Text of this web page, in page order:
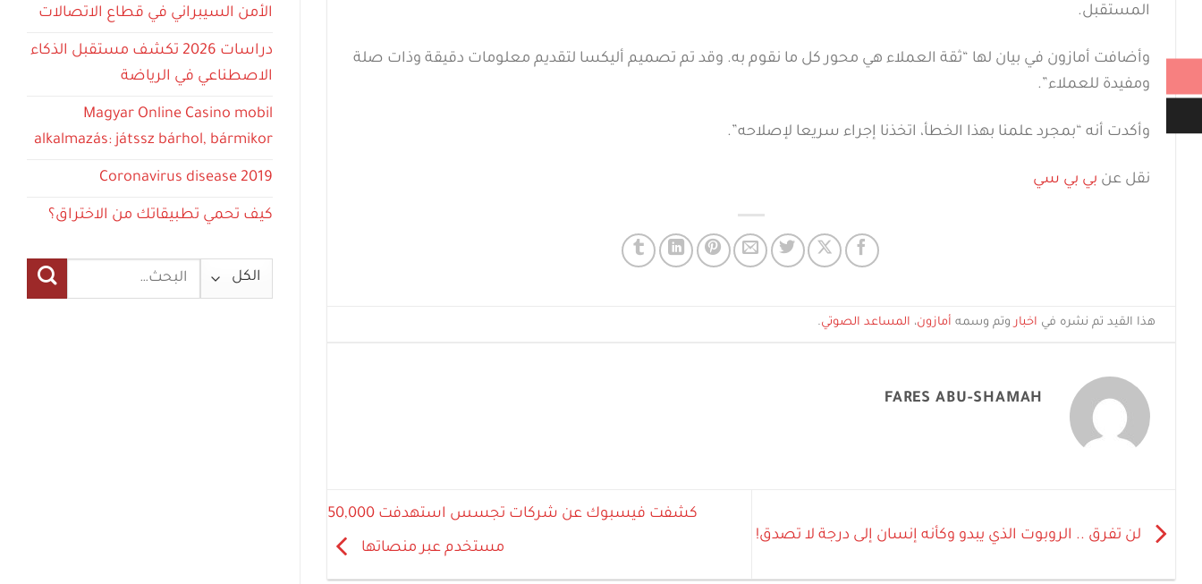
المستقبل.
وأضافت أمازون في بيان لها “ثقة العملاء هي محور كل ما نقوم به. وقد تم تصميم أليكسا لتقديم معلومات دقيقة وذات صلة
ومفيدة للعملاء”.
وأكدت أنه “بمجرد علمنا بهذا الخطأ، اتخذنا إجراء سريعا لإصلاحه”.
نقل عن بي بي سي
هذا القيد تم نشره في اخباروتم وسمه أمازون، المساعد الصوتي.
FARES ABU-SHAMAH
لن تفرق .. الروبوت الذي يبدو وكأنه إنسان إلى درجة لا تصدق!
كشفت فيسبوك عن شركات تجسس استهدفت 50,000
مستخدم عبر منصاتها
الأمن السيبراني في قطاع الاتصالات
دراسات 2026 تكشف مستقبل الذكاء
الاصطناعي في الرياضة
Magyar Online Casino mobil
alkalmazás: játssz bárhol, bármikor
Coronavirus disease 2019
كيف تحمي تطبيقاتك من الاختراق؟
البحث